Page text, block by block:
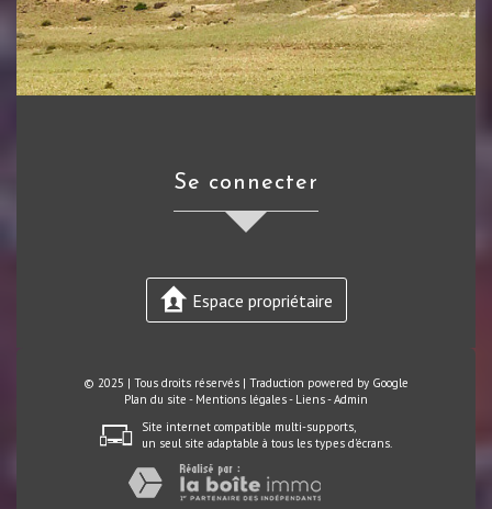
se connecter
Espace propriétaire
© 2025 | Tous droits réservés | Traduction powered by Google
Plan du site - Mentions légales- Liens-Admin
Site internet compatible multi-supports,
un seul site adaptable à tous les types d'écrans.